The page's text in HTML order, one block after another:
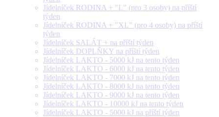
Jídelníček RODINA + "L" (pro 3 osoby) na příští
týden
Jídelníček RODINA + "XL" (pro 4 osoby) na příští
týden
Jídelníček SALÁT + na příští týden
Jídelníček DOPLŇKY na příští týden
Jídelníček LAKTO - 5000 kJ na tento týden
Jídelníček LAKTO - 6000 kJ na tento týden
Jídelníček LAKTO - 7000 kJ na tento týden
Jídelníček LAKTO - 8000 kJ na tento týden
Jídelníček LAKTO - 9000 kJ na tento týden
Jídelníček LAKTO - 10000 kJ na tento týden
Jídelníček LAKTO - 5000 kJ na příští týden